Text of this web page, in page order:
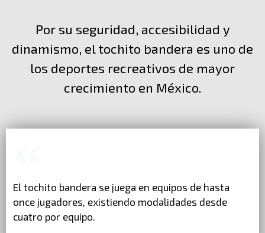
Por su seguridad, accesibilidad y
dinamismo, el tochito bandera es uno de
los deportes recreativos de mayor
crecimiento en México.
El tochito bandera se juega en equipos de hasta
once jugadores, existiendo modalidades desde
cuatro por equipo.